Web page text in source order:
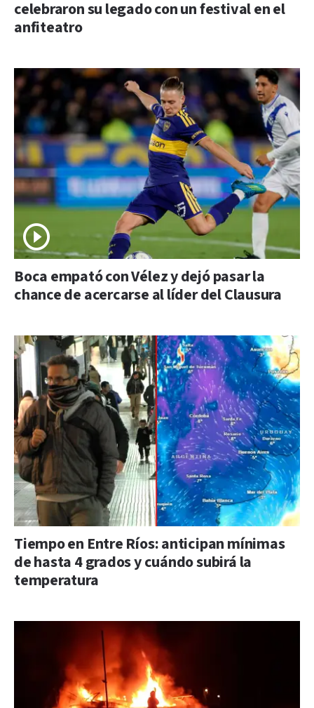
celebraron su legado con un festival en el
anfiteatro
Boca empató con Vélez y dejó pasar la
chance de acercarse al líder del Clausura
Tiempo en Entre Ríos: anticipan mínimas
de hasta 4 grados y cuándo subirá la
temperatura